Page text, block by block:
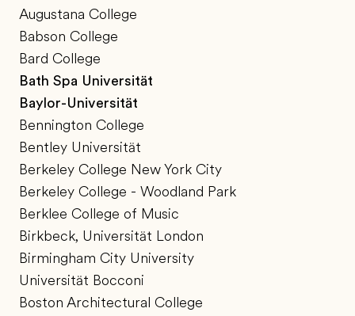
Augustana College
Babson College
Bard College
Bath Spa Universität
Baylor-Universität
Bennington College
Bentley Universität
Berkeley College New York City
Berkeley College - Woodland Park
Berklee College of Music
Birkbeck, Universität London
Birmingham City University
Universität Bocconi
Boston Architectural College